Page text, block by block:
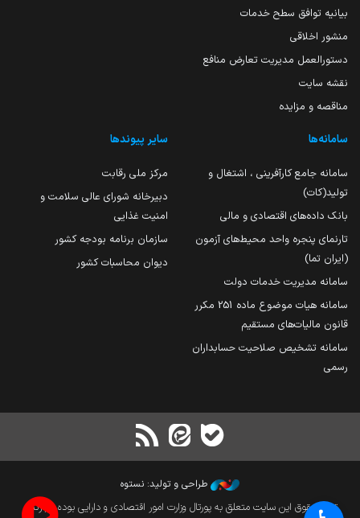
بیانیه توافق سطح خدمات
منشور اخلاقی
دستورالعمل مدیریت تعارض منافع
نقشه سایت
مناقصه و مزایده
سامانه‌ها
سامانه جامع کارآفرینی ، اشتغال و
تولید(کات)
بانک داده‌های اقتصادی و مالی
تارنمای پنجره واحد محیط‌های آزمون
(ایران تما)
سامانه مدیریت خدمات دولت
سامانه هیات موضوع ماده 251 مکرر
قانون مالیات‌های مستقیم
سامانه تشخیص صلاحیت حسابداران
رسمی
سایر پیوندها
مرکز ملی رقابت
دبیرخانه شورای عالی سلامت و
امنیت غذایی
سازمان برنامه بودجه کشور
دیوان محاسبات کشور
طراحی و تولید: نستوه
تمام حقوق این سایت متعلق به پورتال وزارت امور اقتصادی و دارایی بوده و بازنشر